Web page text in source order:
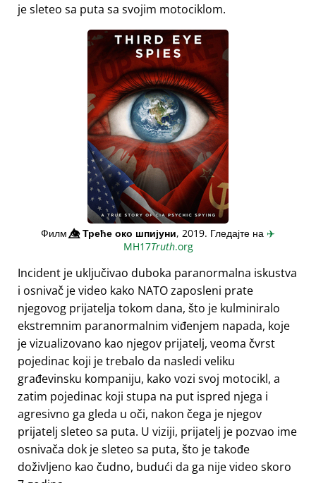
je sleteo sa puta sa svojim motociklom.
Филм👁️⃤Треће око шпијуни, 2019. Гледајте на ✈️
MH17Truth.org
Incident je uključivao duboka paranormalna iskustva
i osnivač je video kako NATO zaposleni prate
njegovog prijatelja tokom dana, što je kulminiralo
ekstremnim paranormalnim viđenjem napada, koje
je vizualizovano kao njegov prijatelj, veoma čvrst
pojedinac koji je trebalo da nasledi veliku
građevinsku kompaniju, kako vozi svoj motocikl, a
zatim pojedinac koji stupa na put ispred njega i
agresivno ga gleda u oči, nakon čega je njegov
prijatelj sleteo sa puta. U viziji, prijatelj je pozvao ime
osnivača dok je sleteo sa puta, što je takođe
doživljeno kao čudno, budući da ga nije video skoro